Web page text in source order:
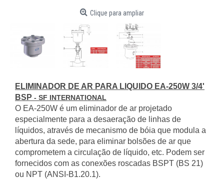
Clique para ampliar
ELIMINADOR DE AR PARA LIQUIDO EA-250W 3/4'
BSP - SF INTERNATIONAL
O EA-250W é um eliminador de ar projetado
especialmente para a desaeração de linhas de
líquidos, através de mecanismo de bóia que modula a
abertura da sede, para eliminar bolsões de ar que
comprometem a circulação de líquido, etc. Podem ser
fornecidos com as conexões roscadas BSPT (BS 21)
ou NPT (ANSI-B1.20.1).